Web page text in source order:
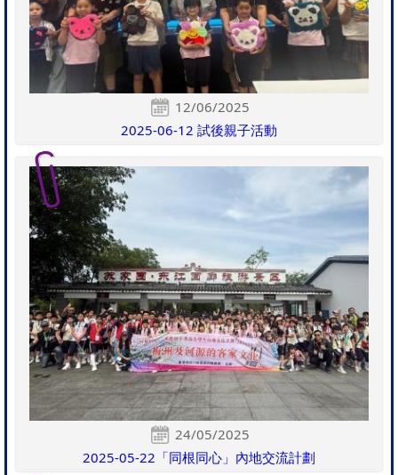
12/06/2025
2025-06-12 試後親子活動
24/05/2025
2025-05-22「同根同心」內地交流計劃